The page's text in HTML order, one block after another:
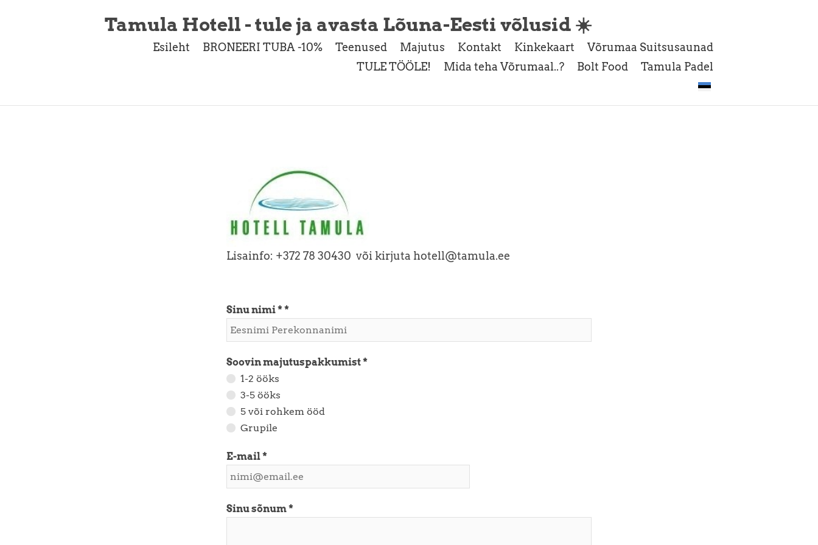
Tamula Hotell - tule ja avasta Lõuna-Eesti võlusid ☀️
Esileht BRONEERI TUBA -10% Teenused Majutus Kontakt Kinkekaart
Võrumaa Suitsusaunad
TULE TÖÖLE!
Mida teha Võrumaal..? Bolt Food Tamula Padel
Lisainfo: +372 78 30430 või kirjuta hotell@tamula.ee
Sinu nimi *
Soovin majutuspakkumist
1-2 ööks
3-5 ööks
5 või rohkem ööd
Grupile
E-mail
Sinu sõnum